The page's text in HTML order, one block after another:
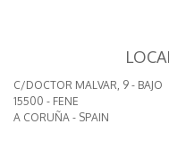
C/DOCTOR MALVAR, 9 - BAJO
15500 - FENE
A CORUÑA - SPAIN